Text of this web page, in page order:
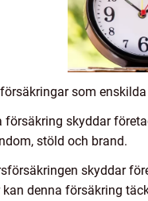
som
försäkring skyddar
stöld och brand.
skyddar
denna försäkring